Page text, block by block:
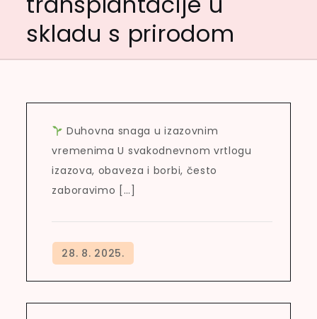
skladu s prirodom
Duhovna snaga u izazovnim
vremenima U svakodnevnom vrtlogu
izazova, obaveza i borbi, često
zaboravimo […]